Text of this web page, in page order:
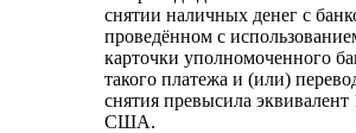
снятии наличных денег с
проведённом с
карточки уполномоченного
такого платежа и (или)
снятия превысила
США.